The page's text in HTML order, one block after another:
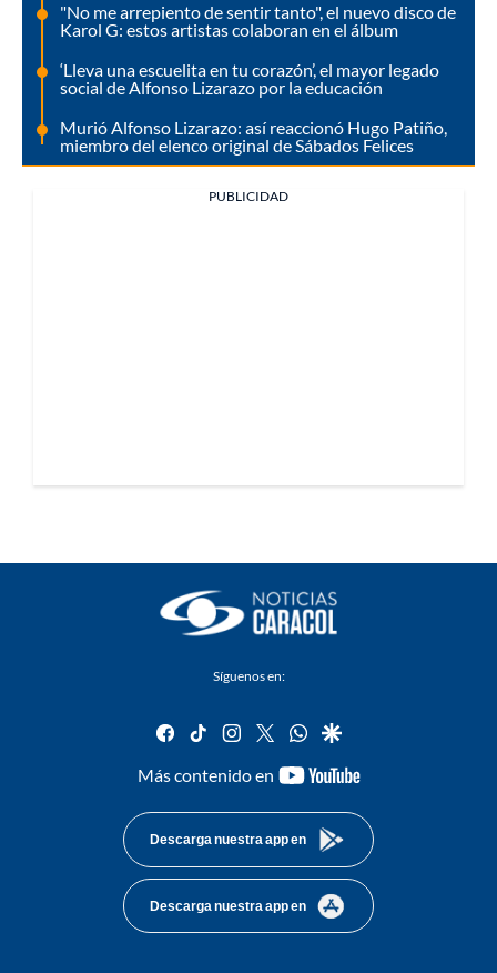
"No me arrepiento de sentir tanto", el nuevo disco de
Karol G: estos artistas colaboran en el álbum
‘Lleva una escuelita en tu corazón’, el mayor legado
social de Alfonso Lizarazo por la educación
Murió Alfonso Lizarazo: así reaccionó Hugo Patiño,
miembro del elenco original de Sábados Felices
PUBLICIDAD
Síguenos en:
facebook
tiktok instagram
twitterwhatsapp
google
Más contenido en
youtube-
Descarga nuestra app en
Descarga nuestra app en